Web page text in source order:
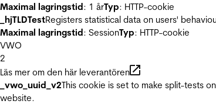
Maximal lagringstid: 1 årTyp: HTTP-cookie
_hjTLDTestRegisters statistical data on users'
Maximal lagringstid: SessionTyp: HTTP-cookie
VWO
2
Läs mer om den här leverantören
_vwo_uuid_v2This cookie is set to make split-tests
website.